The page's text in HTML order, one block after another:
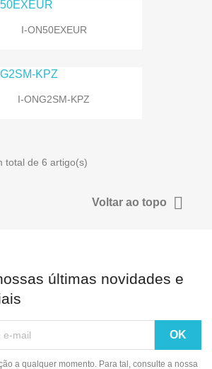
I-ON50EXEUR
I-ONG2SM-KPZ
total de 6 artigo(s)
Voltar ao topo 
últimas novidades e
a qualquer momento. Para tal, consulte a nossa